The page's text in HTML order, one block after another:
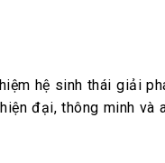
hệ sinh thái giải
đại, thông minh và